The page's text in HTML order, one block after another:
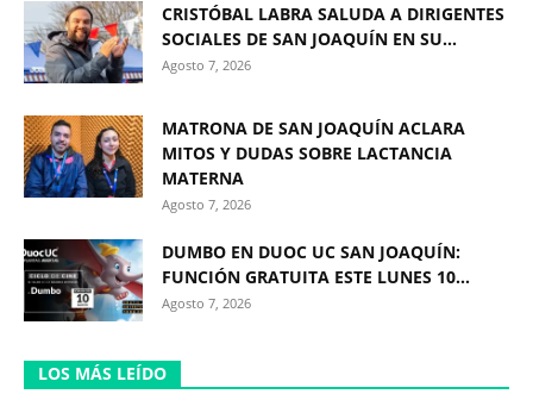
CRISTÓBAL LABRA SALUDA A DIRIGENTES
SOCIALES DE SAN JOAQUÍN EN SU...
Agosto 7, 2026
MATRONA DE SAN JOAQUÍN ACLARA
MITOS Y DUDAS SOBRE LACTANCIA
MATERNA
Agosto 7, 2026
DUMBO EN DUOC UC SAN JOAQUÍN:
FUNCIÓN GRATUITA ESTE LUNES 10...
Agosto 7, 2026
LOS MÁS LEÍDO